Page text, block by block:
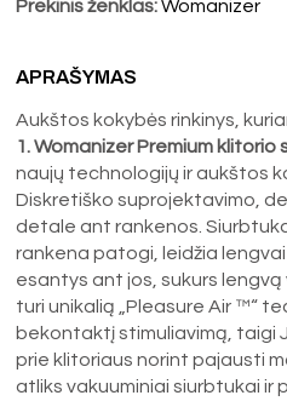
Prekinis ženklas: Womanizer
APRAŠYMAS
Aukštos kokybės rinkinys,
1. Womanizer Premium klitorio
naujų technologijų ir aukštos
Diskretiško suprojektavimo,
detale ant rankenos.
rankena patogi, leidžia
esantys ant jos, sukurs
turi unikalią „Pleasure Air ™“
bekontaktį stimuliavimą, taigi
prie klitoriaus norint pajausti
atliks vakuuminiai siurbtukai ir